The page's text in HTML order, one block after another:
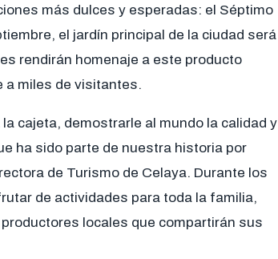
más dulces y esperadas: el Séptimo
el jardín principal de la ciudad será
rendirán homenaje a este producto
a miles de visitantes.
cajeta, demostrarle al mundo la calidad y
ha sido parte de nuestra historia por
de Turismo de Celaya. Durante los
de actividades para toda la familia,
locales que compartirán sus